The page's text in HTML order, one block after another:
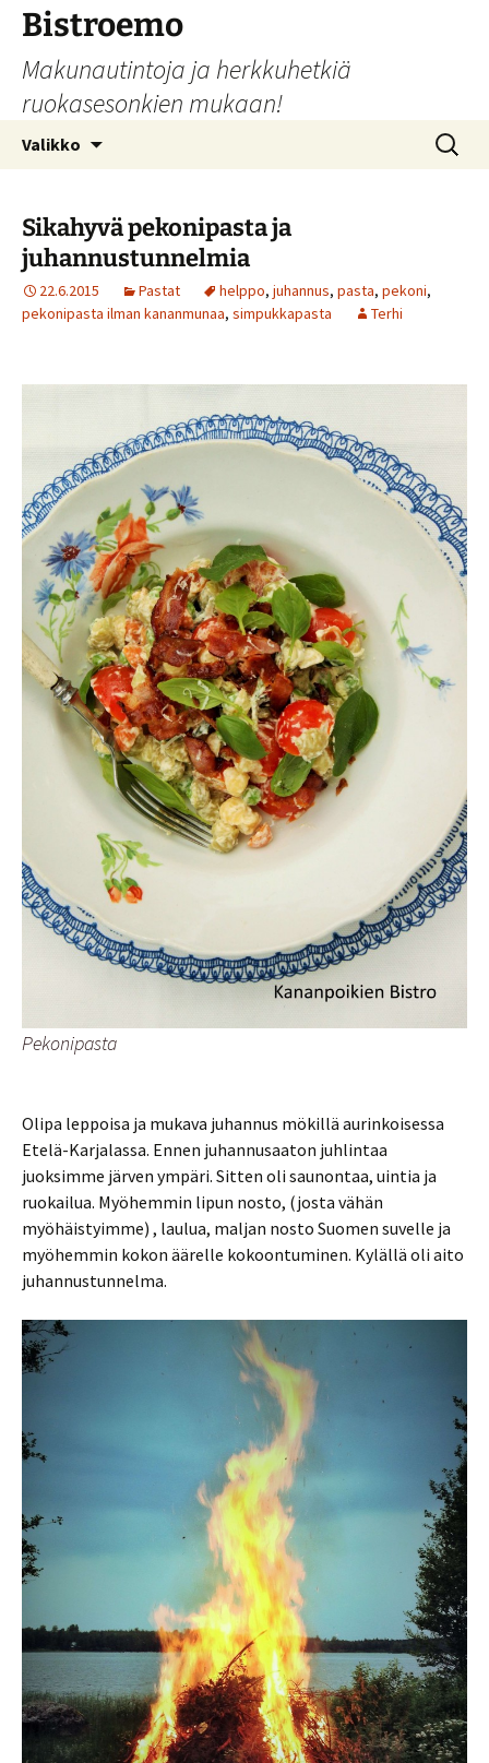
Siirry
sisältöön
Bistroemo
Makunautintoja ja herkkuhetkiä
ruokasesonkien mukaan!
Valikko Haku:
Sikahyvä pekonipasta ja
juhannustunnelmia
22.6.2015 Pastat helppo, juhannus, pasta, pekoni,
pekonipasta ilman kananmunaa, simpukkapasta Terhi
Pekonipasta
Olipa leppoisa ja mukava juhannus mökillä aurinkoisessa
Etelä-Karjalassa. Ennen juhannusaaton juhlintaa
juoksimme järven ympäri. Sitten oli saunontaa, uintia ja
ruokailua. Myöhemmin lipun nosto, (josta vähän
myöhäistyimme) , laulua, maljan nosto Suomen suvelle ja
myöhemmin kokon äärelle kokoontuminen. Kylällä oli aito
juhannustunnelma.